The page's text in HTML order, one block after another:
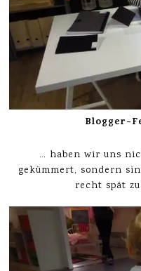
Blogger-
… haben wir uns
gekümmert, sondern
recht spät